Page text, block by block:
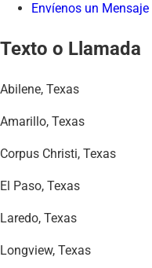
Envíenos un Mensaje
Texto o Llamada
Abilene, Texas
Amarillo, Texas
Corpus Christi, Texas
El Paso, Texas
Laredo, Texas
Longview, Texas